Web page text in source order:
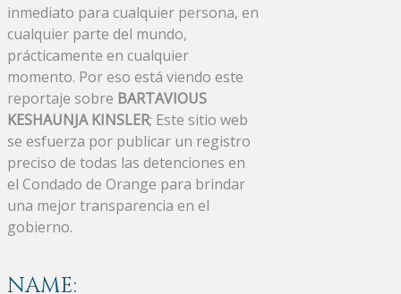
inmediato para cualquier persona, en
cualquier parte del mundo,
prácticamente en cualquier
momento. Por eso está viendo este
reportaje sobre BARTAVIOUS
KESHAUNJA KINSLER; Este sitio web
se esfuerza por publicar un registro
preciso de todas las detenciones en
el Condado de Orange para brindar
una mejor transparencia en el
gobierno.
NAME: